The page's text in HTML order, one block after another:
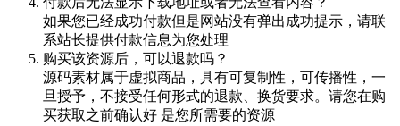
如果您已经成功付款但是网站没有弹出成功提示，请联
系站长提供付款信息为您处理
购买该资源后，可以退款吗？
源码素材属于虚拟商品，具有可复制性，可传播性，一
旦授予，不接受任何形式的退款、换货要求。请您在购
买获取之前确认好 是您所需要的资源